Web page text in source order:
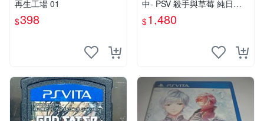
再生工場 01
$398
中- PSV 殺手與草莓 純日版
日文版 ※戀愛×懸疑※ 戀愛AD
V遊戲
$1,480